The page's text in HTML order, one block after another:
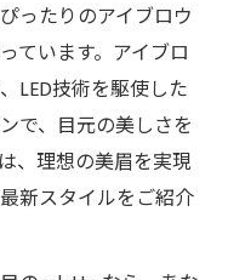
ったりのアイブロウ
ています。アイブロ
LED技術を駆使した
で、目元の美しさを
、理想の美眉を実現
新スタイルをご紹介